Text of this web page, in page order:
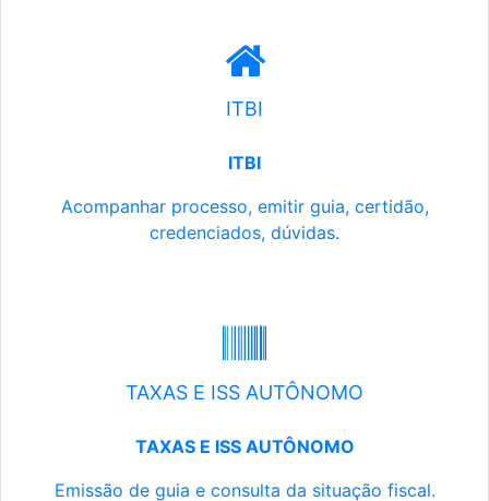
ITBI
ITBI
Acompanhar processo, emitir guia, certidão,
credenciados, dúvidas.
TAXAS E ISS AUTÔNOMO
TAXAS E ISS AUTÔNOMO
Emissão de guia e consulta da situação fiscal.